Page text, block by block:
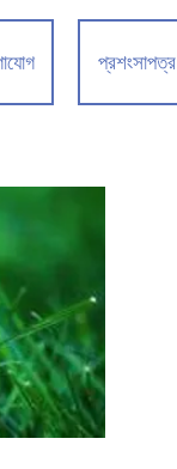
প্রশংসাপত্র